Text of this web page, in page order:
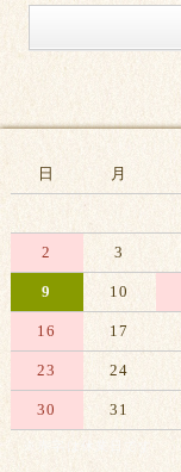
日
月
2 3
9 10
16 17
23 24
30 31
※赤字は休業日です